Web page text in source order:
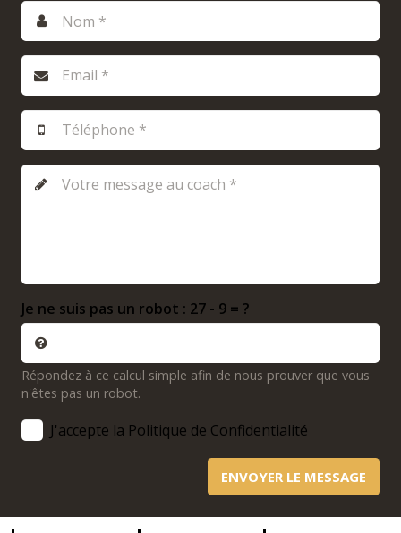
Je ne suis pas un robot : 27 - 9 = ?
Répondez à ce calcul simple afin de nous prouver que vous
n'êtes pas un robot.
J'accepte la Politique de Confidentialité
ENVOYER LE MESSAGE